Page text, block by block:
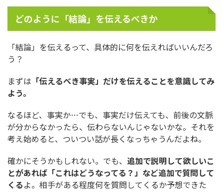
どのように「結論」を伝えるべきか
「結論」を伝えるって、具体的に何を伝えればいいんだろ
う？
まずは 「伝えるべき事実」だけを伝えることを意識してみ
よう。
なるほど、事実か…でも、事実だけ伝えても、前後の文脈
が分からなかったら、伝わらないんじゃないかな。それを
考え始めると、ついつい話が長くなっちゃうんだよね。
確かにそうかもしれない。でも、 追加で説明して欲しいこ
とがあれば「これはどうなってる？」など追加で質問して
くるよ。相手がある程度何を質問してくるか予想できた